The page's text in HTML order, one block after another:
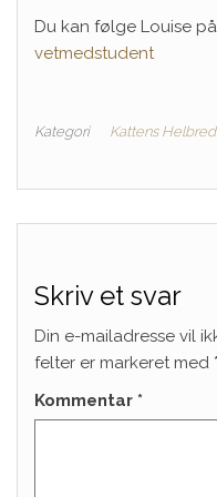
Du kan følge Louise
vetmedstudent
Kategori Kattens Helbred
Skriv et svar
Din e-mailadresse vil
felter er markeret med *
Kommentar *